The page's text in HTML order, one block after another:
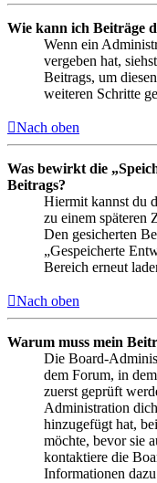
Wie kann ich Beiträge
Wenn ein
vergeben hat,
Beitrags, um
weiteren Schritte
Nach oben
Was bewirkt die
Beitrags?
Hiermit kannst du
zu einem späteren
Den gesicherten
„Gespeicherte
Bereich erneut
Nach oben
Warum muss mein
Die Board-
dem Forum, in
zuerst geprüft
Administration
hinzugefügt hat,
möchte, bevor sie
kontaktiere die
Informationen